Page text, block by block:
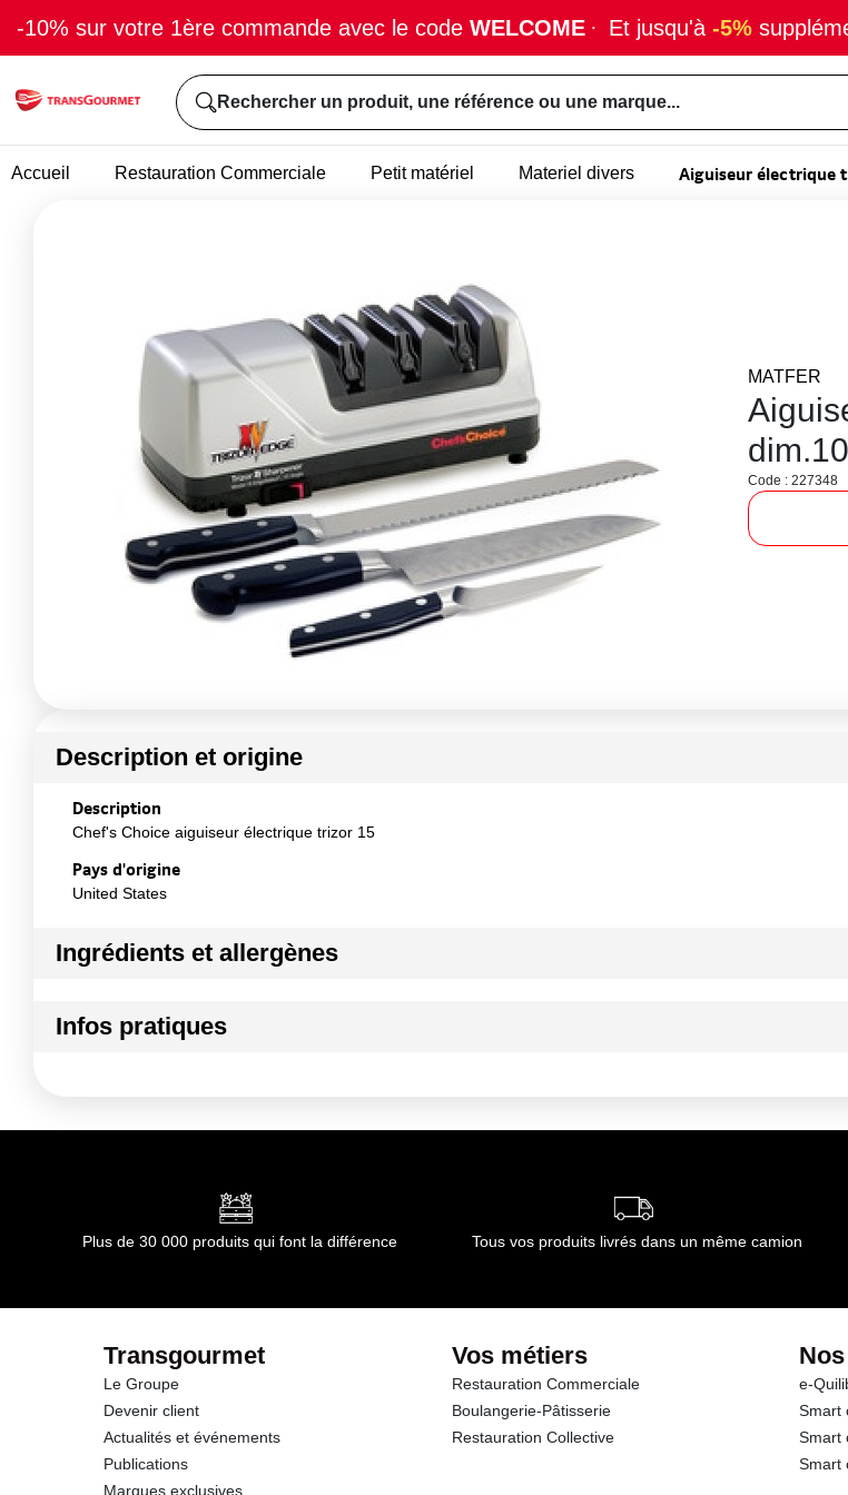
-10% sur votre 1ère commande avec le code WELCOME · Et jusqu'à -5%
Rechercher un produit, une référence ou une marque...
Accueil Restauration Commerciale Petit matériel Materiel divers Aiguiseur électrique
MATFER
Code : 227348
Description et origine
Description
Chef's Choice aiguiseur électrique trizor 15
Pays d'origine
United States
Ingrédients et allergènes
Matière principale : Électrique
Infos pratiques
Conformément aux informations transmises par le(s) fournisseur(s) de Transgourmet Opérations
Plus de 30 000 produits qui font la différence Tous vos produits livrés dans un même camion
Transgourmet
Le Groupe
Devenir client
Actualités et événements
Publications
Marques exclusives
Vos métiers
Restauration Commerciale
Boulangerie-Pâtisserie
Restauration Collective
e-
Smart
Smart
Smart